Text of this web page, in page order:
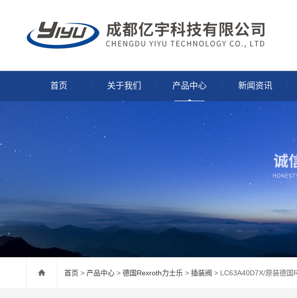
首页 关于我们 产品中心 新闻资讯
首页 > 产品中心 > 德国Rexroth力士乐 > 插装阀 > LC63A40D7X/原装德国